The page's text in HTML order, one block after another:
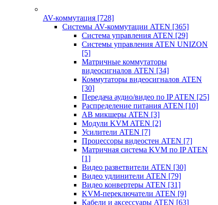
AV-коммутация [728]
Системы AV-коммутации ATEN [365]
Система управления ATEN [29]
Системы управления ATEN UNIZON
[5]
Матричные коммутаторы
видеосигналов ATEN [34]
Коммутаторы видеосигналов ATEN
[30]
Передача аудио/видео по IP ATEN [25]
Распределение питания ATEN [10]
АВ микшеры ATEN [3]
Модули KVM ATEN [2]
Усилители ATEN [7]
Процессоры видеостен ATEN [7]
Матричная система KVM по IP ATEN
[1]
Видео разветвители ATEN [30]
Видео удлинители ATEN [79]
Видео конвертеры ATEN [31]
KVM-переключатели ATEN [9]
Кабели и аксессуары ATEN [63]